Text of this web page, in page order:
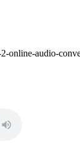
online-audio-